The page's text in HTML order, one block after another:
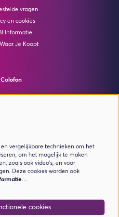
vragen
en cookies
Informatie
Je Koopt
Colofon
de nieuwsbrief
vergelijkbare technieken om het
om het mogelijk te maken
zoals ook video’s, en voor
Deze cookies worden ook
cookies